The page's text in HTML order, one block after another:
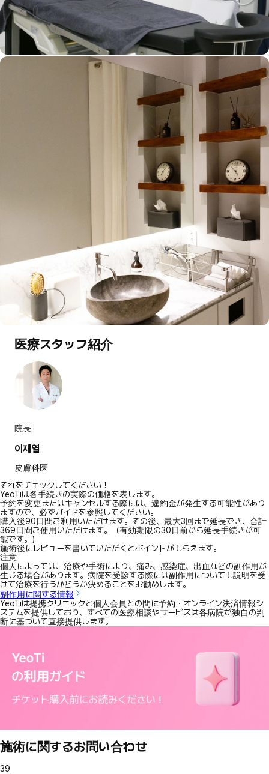
医療スタッフ紹介
院長
이재열
皮膚科医
それをチェックしてください！
YeoTiは各手続きの実際の価格を表します。
予約を変更またはキャンセルする際には、違約金が発生する可能性があり
ますので、必ずガイドを参照してください。
購入後90日間ご利用いただけます。その後、最大3回まで延長でき、合計
369日間ご使用いただけます。（有効期限の30日前から延長手続きが可
能です。）
施術後にレビューを書いていただくとポイントがもらえます。
注意
個人によっては、治療や手術により、痛み、感染症、出血などの副作用が
生じる場合があります。病院を受診する際には副作用についても説明を受
けて治療を行うかどうか決めることをお勧めします。
副作用に関する情報
YeoTiは提携クリニックと個人会員との間に予約・オンライン決済情報シ
ステムを提供しており、すべての医療相談やサービスは各病院が独自の判
断に基づいて直接提供します。
施術に関するお問い合わせ
39